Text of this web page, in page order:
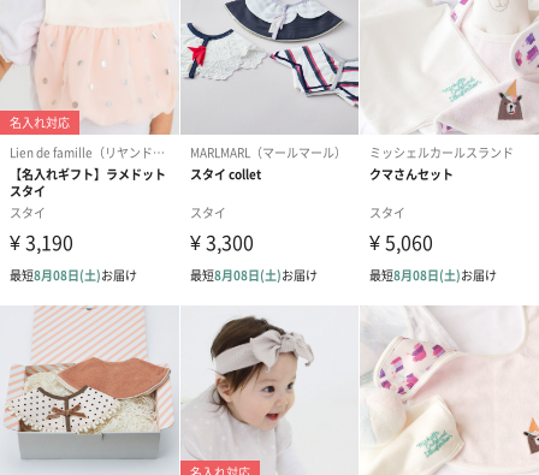
絵本&うさぎ（ピンク）
（2,702円）
ノンカフェインフルー
ツティー（562円）
葉酸入りデカ
ヒー（875円）
ベビーグッズ
出産祝いギフトへの＋αにおすすめです。新生児〜1歳ごろまでの
赤ちゃん向けのアイテムをご用意しました。
商品と同梱してお届けいたします。